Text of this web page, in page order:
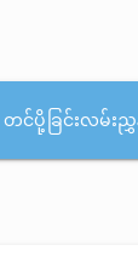
တင်ပို့ခြင်းလမ်း